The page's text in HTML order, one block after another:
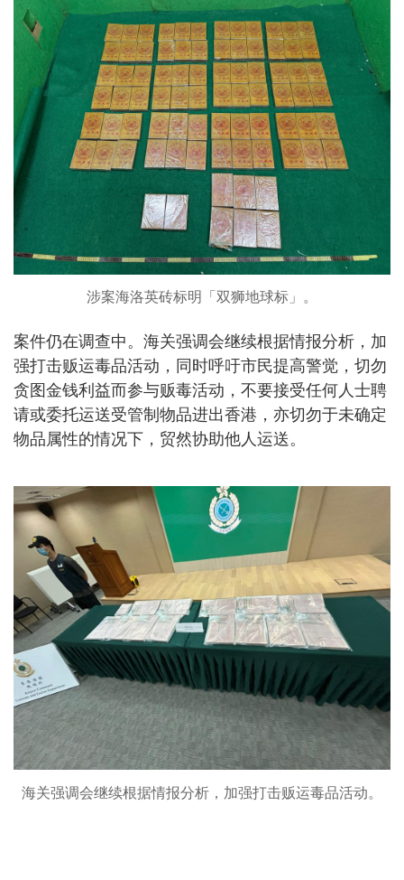
涉案海洛英砖标明「双狮地球标」。
案件仍在调查中。海关强调会继续根据情报分析，加
强打击贩运毒品活动，同时呼吁市民提高警觉，切勿
贪图金钱利益而参与贩毒活动，不要接受任何人士聘
请或委托运送受管制物品进出香港，亦切勿于未确定
物品属性的情况下，贸然协助他人运送。
海关强调会继续根据情报分析，加强打击贩运毒品活动。